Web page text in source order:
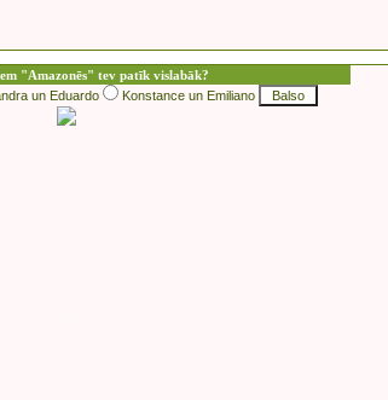
"Amazonēs" tev patīk vislabāk?
un Eduardo Konstance un Emiliano